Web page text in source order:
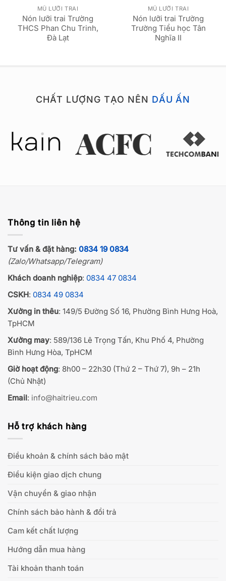
MŨ LƯỠI TRAI
Nón lưỡi trai Trường
THCS Phan Chu Trinh,
Đà Lạt
MŨ LƯỠI TRAI
Nón lưỡi trai Trường
Trường Tiểu học Tân
Nghĩa II
CHẤT LƯỢNG TẠO NÊN DẤU ẤN
Thông tin liên hệ
Tư vấn & đặt hàng: 0834 19 0834
(Zalo/Whatsapp/Telegram)
Khách doanh nghiệp: 0834 47 0834
CSKH: 0834 49 0834
Xưởng in thêu: 149/5 Đường Số 16, Phường Bình Hưng Hoà,
TpHCM
Xưởng may: 589/136 Lê Trọng Tấn, Khu Phố 4, Phường
Bình Hưng Hòa, TpHCM
Giờ hoạt động: 8h00 – 22h30 (Thứ 2 – Thứ 7), 9h – 21h
(Chủ Nhật)
Email: info@haitrieu.com
Hỗ trợ khách hàng
Điều khoản & chính sách bảo mật
Điều kiện giao dịch chung
Vận chuyển & giao nhận
Chính sách bảo hành & đổi trả
Cam kết chất lượng
Hướng dẫn mua hàng
Tài khoản thanh toán